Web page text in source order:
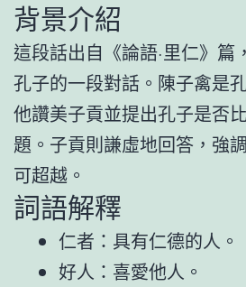
背景介紹
這段話出自《論語·里仁》篇
孔子的一段對話。陳子禽是
他讚美子貢並提出孔子是否
題。子貢則謙虛地回答，強
可超越。
詞語解釋
仁者：具有仁德的人。
好人：喜愛他人。